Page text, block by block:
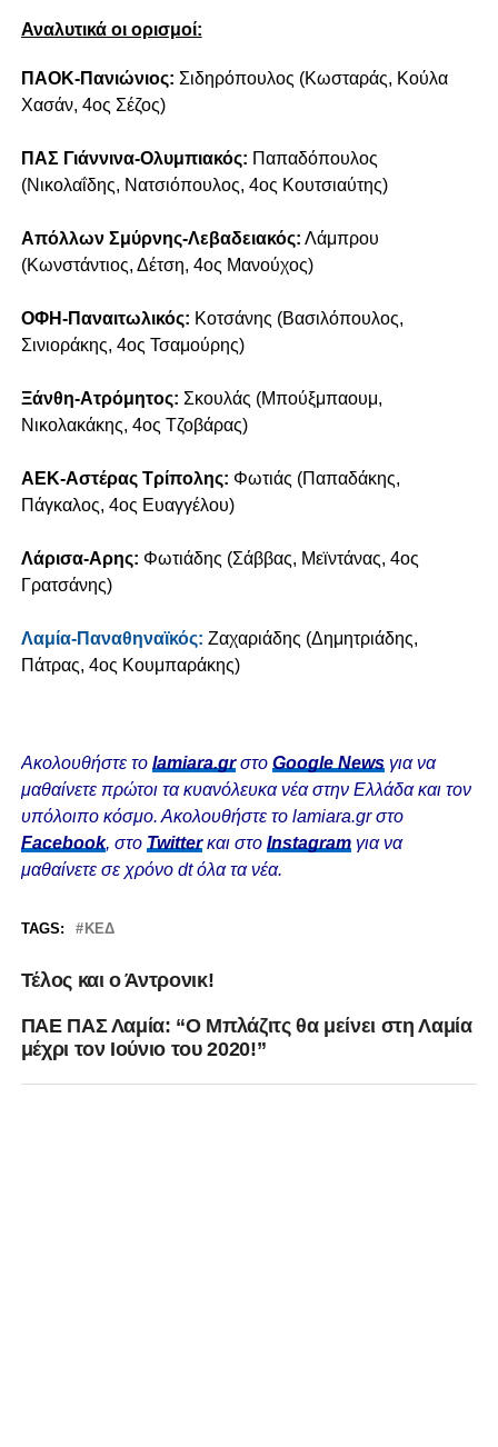
Αναλυτικά οι ορισμοί:
ΠΑΟΚ-Πανιώνιος: Σιδηρόπουλος (Κωσταράς, Κούλα
Χασάν, 4ος Σέζος)
ΠΑΣ Γιάννινα-Ολυμπιακός: Παπαδόπουλος
(Νικολαΐδης, Νατσιόπουλος, 4ος Κουτσιαύτης)
Απόλλων Σμύρνης-Λεβαδειακός: Λάμπρου
(Κωνστάντιος, Δέτση, 4ος Μανούχος)
ΟΦΗ-Παναιτωλικός: Κοτσάνης (Βασιλόπουλος,
Σινιοράκης, 4ος Τσαμούρης)
Ξάνθη-Ατρόμητος: Σκουλάς (Μπούξμπαουμ,
Νικολακάκης, 4ος Τζοβάρας)
ΑΕΚ-Αστέρας Τρίπολης: Φωτιάς (Παπαδάκης,
Πάγκαλος, 4ος Ευαγγέλου)
Λάρισα-Αρης: Φωτιάδης (Σάββας, Μεϊντάνας, 4ος
Γρατσάνης)
Λαμία-Παναθηναϊκός: Ζαχαριάδης (Δημητριάδης,
Πάτρας, 4ος Κουμπαράκης)
Ακολουθήστε το lamiara.grστο Google Newsγια να
μαθαίνετε πρώτοι τα κυανόλευκα νέα στην Ελλάδα και τον
υπόλοιπο κόσμο. Ακολουθήστε το lamiara.gr στο
Facebook, στο Twitterκαι στο Instagram για να
μαθαίνετε σε χρόνο dt όλα τα νέα.
TAGS: ΚΕΔ
Τέλος και ο Άντρονικ!
ΠΑΕ ΠΑΣ Λαμία: “Ο Μπλάζιτς θα μείνει στη Λαμία
μέχρι τον Ιούνιο του 2020!”